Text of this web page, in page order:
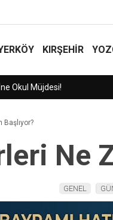
KIRŞEHİR
Başlıyor?
Ne
GENEL